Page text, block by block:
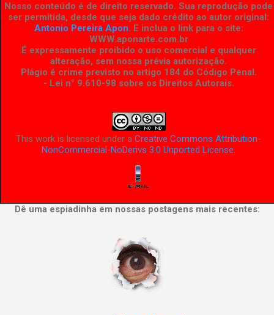
Nosso conteúdo é de direito reservado. Sua reprodução pode
ser permitida, desde que seja dado crédito ao autor original:
Antonio Pereira Apon. E inclua o link para o site:
WWW.aponarte.com.br
É expressamente proibido o uso comercial e qualquer
alteração, sem nossa prévia autorização.
Plágio é crime previsto no artigo 184 do Código Penal.
- Lei n° 9.610-98 sobre os Direitos Autorais.
This work is licensed under aCreative Commons Attribution-
NonCommercial-NoDerivs 3.0 Unported License.
Dê uma espiadinha em nossas postagens mais recentes: